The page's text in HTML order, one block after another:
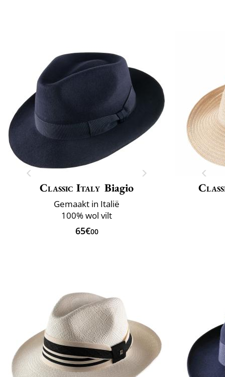
Classic Italy Biagio
Gemaakt in Italië
100% wol vilt
65€00